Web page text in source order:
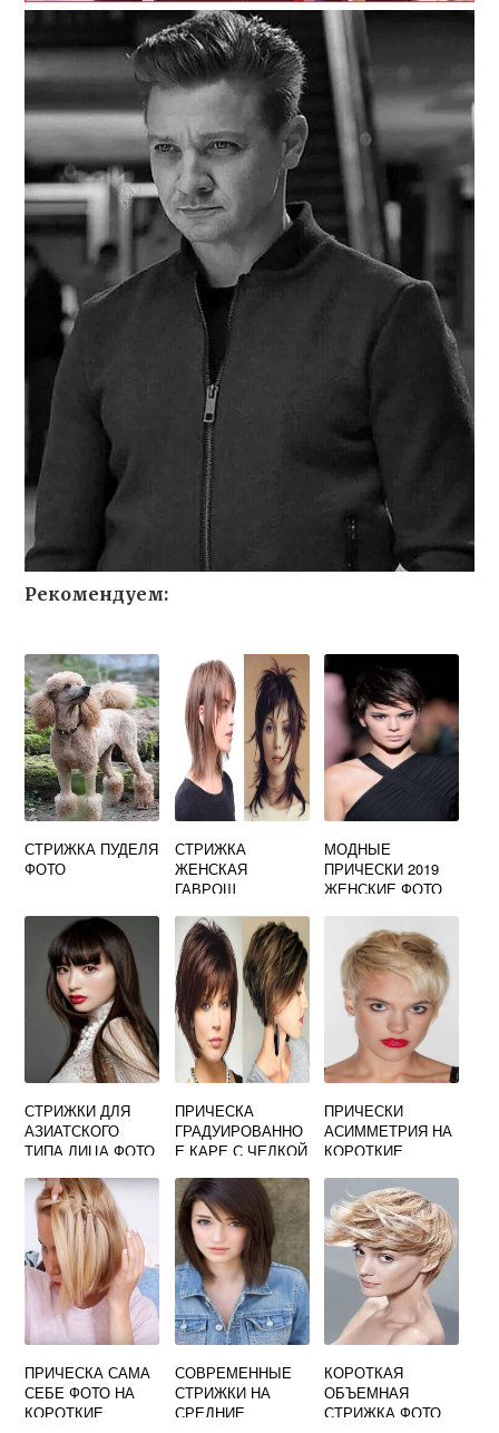
Рекомендуем:
СТРИЖКА ПУДЕЛЯ
ФОТО
СТРИЖКА
ЖЕНСКАЯ
ГАВРОШ
ФОТО
МОДНЫЕ
ПРИЧЕСКИ 2019
ЖЕНСКИЕ ФОТО
СТРИЖКИ ДЛЯ
АЗИАТСКОГО
ТИПА ЛИЦА ФОТО
ПРИЧЕСКА
ГРАДУИРОВАННО
Е КАРЕ С ЧЕЛКОЙ
ПРИЧЕСКИ
АСИММЕТРИЯ НА
КОРОТКИЕ
ПРИЧЕСКА САМА
СЕБЕ ФОТО НА
КОРОТКИЕ
СОВРЕМЕННЫЕ
СТРИЖКИ НА
СРЕДНИЕ
КОРОТКАЯ
ОБЪЕМНАЯ
СТРИЖКА ФОТО